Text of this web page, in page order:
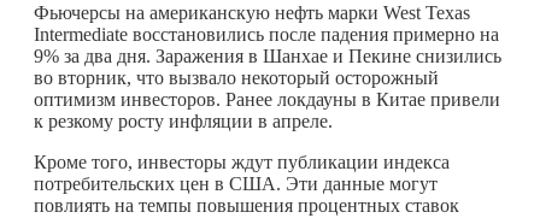
Фьючерсы на американскую нефть марки West Texas
Intermediate восстановились после падения примерно на
9% за два дня. Заражения в Шанхае и Пекине снизились
во вторник, что вызвало некоторый осторожный
оптимизм инвесторов. Ранее локдауны в Китае привели
к резкому росту инфляции в апреле.
Кроме того, инвесторы ждут публикации индекса
потребительских цен в США. Эти данные могут
повлиять на темпы повышения процентных ставок